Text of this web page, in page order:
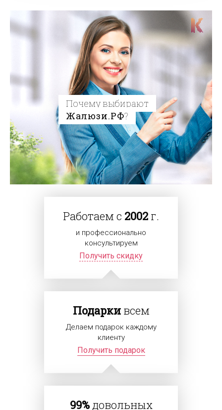
Почему выбирают
Жалюзи.РФ?
Работаем с 2002 г.
и профессионально
консультируем
Получить скидку
Подаркивсем
Делаем подарок каждому
клиенту
Получить подарок
99%довольных